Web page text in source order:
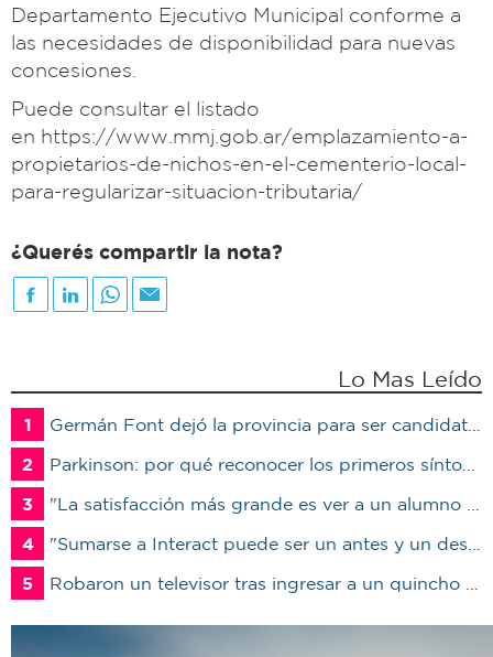
Departamento Ejecutivo Municipal conforme a
las necesidades de disponibilidad para nuevas
concesiones.
Puede consultar el listado
en https://www.mmj.gob.ar/emplazamiento-a-
propietarios-de-nichos-en-el-cementerio-local-
para-regularizar-situacion-tributaria/
¿Querés compartir la nota?
Lo Mas Leído
1
Germán Font dejó la provincia para ser candidato en Marcos Juárez
2
Parkinson: por qué reconocer los primeros síntomas puede cambiar la calidad de vida del paciente
3
"La satisfacción más grande es ver a un alumno trabajando": Jorge Vicente se jubiló luego de 38 años en el IPET51
4
"Sumarse a Interact puede ser un antes y un después en la vida de un joven"
5
Robaron un televisor tras ingresar a un quincho en una vivienda de Marcos Juárez